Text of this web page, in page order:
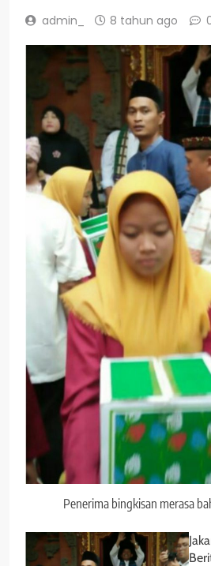
admin_ 8 tahun ago
Penerima bingkisan merasa